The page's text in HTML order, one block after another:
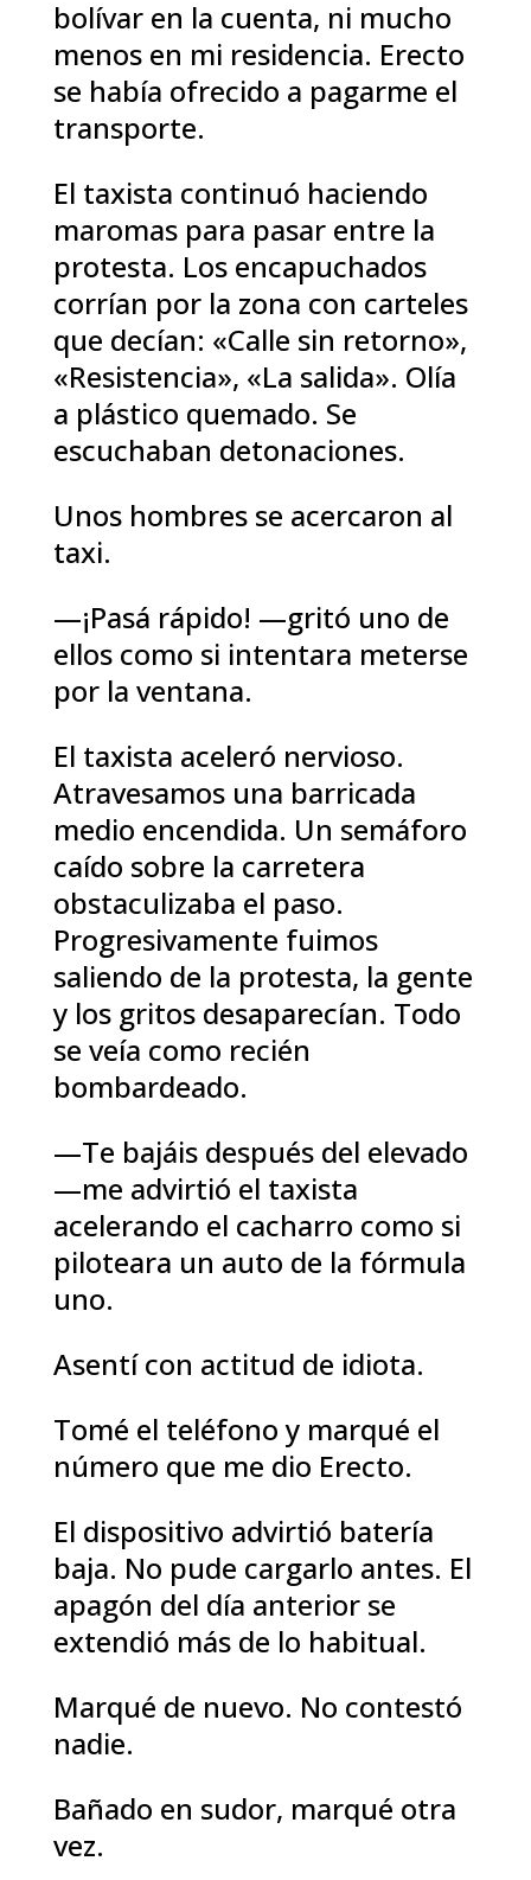
bolívar en la cuenta, ni mucho
menos en mi residencia. Erecto
se había ofrecido a pagarme el
transporte.
El taxista continuó haciendo
maromas para pasar entre la
protesta. Los encapuchados
corrían por la zona con carteles
que decían: «Calle sin retorno»,
«Resistencia», «La salida». Olía
a plástico quemado. Se
escuchaban detonaciones.
Unos hombres se acercaron al
taxi.
—¡Pasá rápido! —gritó uno de
ellos como si intentara meterse
por la ventana.
El taxista aceleró nervioso.
Atravesamos una barricada
medio encendida. Un semáforo
caído sobre la carretera
obstaculizaba el paso.
Progresivamente fuimos
saliendo de la protesta, la gente
y los gritos desaparecían. Todo
se veía como recién
bombardeado.
—Te bajáis después del elevado
—me advirtió el taxista
acelerando el cacharro como si
piloteara un auto de la fórmula
uno.
Asentí con actitud de idiota.
Tomé el teléfono y marqué el
número que me dio Erecto.
El dispositivo advirtió batería
baja. No pude cargarlo antes. El
apagón del día anterior se
extendió más de lo habitual.
Marqué de nuevo. No contestó
nadie.
Bañado en sudor, marqué otra
vez.